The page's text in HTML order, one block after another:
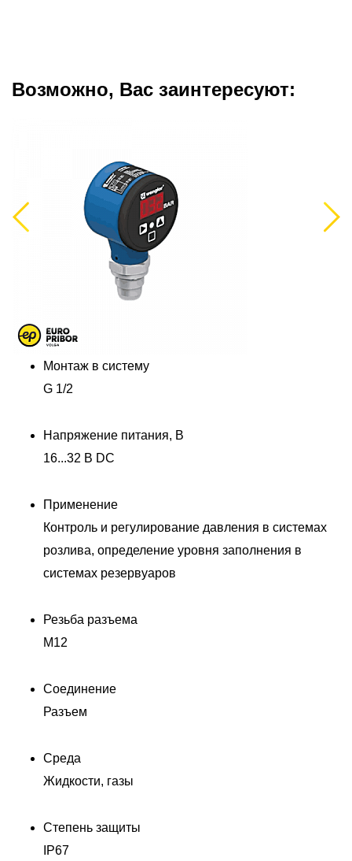
Возможно, Вас заинтересуют:
Previous
Монтаж в систему
G 1/2
Напряжение питания, В
16...32 В DC
Применение
Контроль и регулирование давления в системах
розлива, определение уровня заполнения в
системах резервуаров
Резьба разъема
M12
Соединение
Разъем
Среда
Жидкости, газы
Степень защиты
IP67
Next